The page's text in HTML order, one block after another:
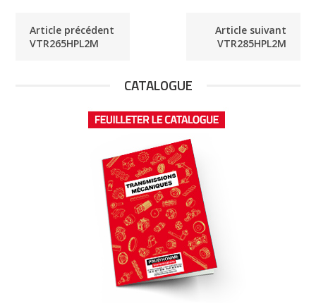
Article précédent
VTR265HPL2M
Article suivant
VTR285HPL2M
CATALOGUE